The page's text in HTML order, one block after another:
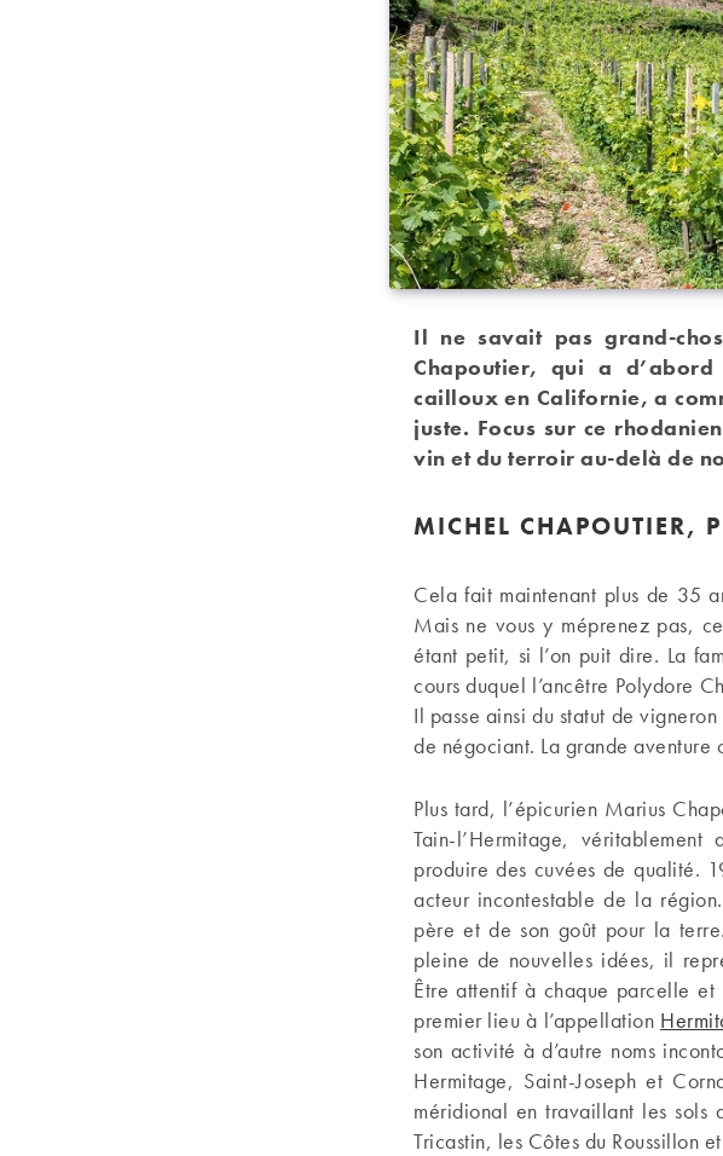
Il ne savait pas grand-
Chapoutier, qui a
cailloux en Californie, a
juste. Focus sur ce
vin et du terroir au-delà de
MICHEL CHAPOUTIER,
Cela fait maintenant plus de 35
Mais ne vous y méprenez pas,
étant petit, si l’on puit dire. La
cours duquel l’ancêtre Polydore
Il passe ainsi du statut de
de négociant. La grande aventure
Plus tard, l’épicurien Marius
Tain-l’Hermitage,
produire des cuvées de qualité.
acteur incontestable de la
père et de son goût pour la
pleine de nouvelles idées, il
Être attentif à chaque parcelle et
premier lieu à l’appellation
son activité à d’autre noms
Hermitage, Saint-Joseph et
méridional en travaillant les sols
Tricastin, les Côtes du Roussillon